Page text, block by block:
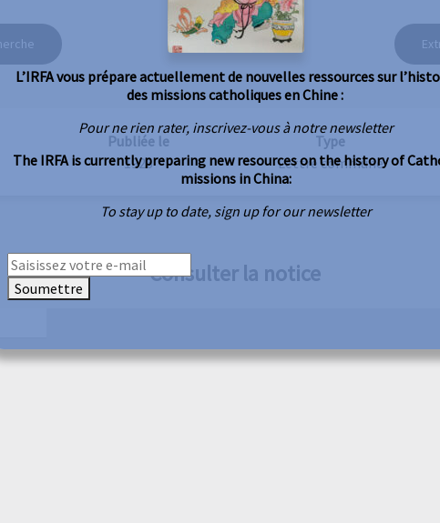
Publiée le
1926
Type
Lettre commune
Consulter la notice
L’IRFA vous prépare actuellement de nouvelles ressources sur
des missions catholiques en Chine :
Pour ne rien rater, inscrivez-vous à notre newsletter
The IRFA is currently preparing new resources on the history of
missions in China:
To stay up to date, sign up for our newsletter
Soumettre